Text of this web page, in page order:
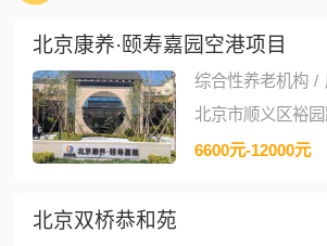
北京康养·颐寿嘉园空港项目
综合性养老机构 /
6600元-12000元
北京双桥恭和苑